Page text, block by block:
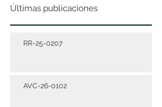
Últimas publicaciones
RR-25-0207
AVC-26-0102